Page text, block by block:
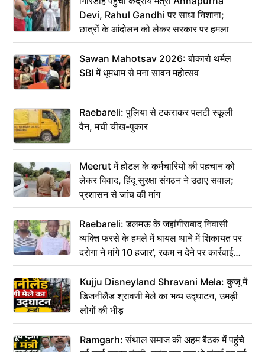
Devi, Rahul Gandhi पर साधा निशाना;
छात्रों के आंदोलन को लेकर सरकार पर हमला
Sawan Mahotsav 2026: बोकारो थर्मल
SBI में धूमधाम से मना सावन महोत्सव
Raebareli: पुलिया से टकराकर पलटी स्कूली
वैन, मची चीख-पुकार
Meerut में होटल के कर्मचारियों की पहचान को
लेकर विवाद, हिंदू सुरक्षा संगठन ने उठाए सवाल;
प्रशासन से जांच की मांग
Raebareli: डलमऊ के जहांगीराबाद निवासी
व्यक्ति फरसे के हमले में घायल थाने में शिकायत पर
दरोगा ने मांगे 10 हजार’, रकम न देने पर कार्रवाई
ठंडी!
Kujju Disneyland Shravani Mela: कुजू में
डिजनीलैंड श्रावणी मेले का भव्य उद्घाटन, उमड़ी
लोगों की भीड़
Ramgarh: संथाल समाज की अहम बैठक में पहुंचे